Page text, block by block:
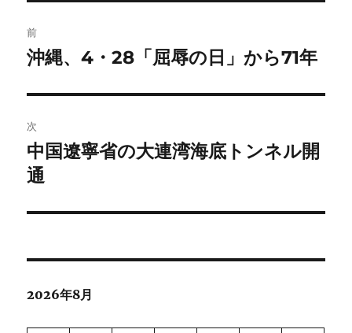
稿
ビ
ゲ
ー
シ
前
前
投
稿:
沖縄、4・28「屈辱の日」から71年
次
次
の
稿:
中国遼寧省の大連湾海底トンネル開
通
2026年8月